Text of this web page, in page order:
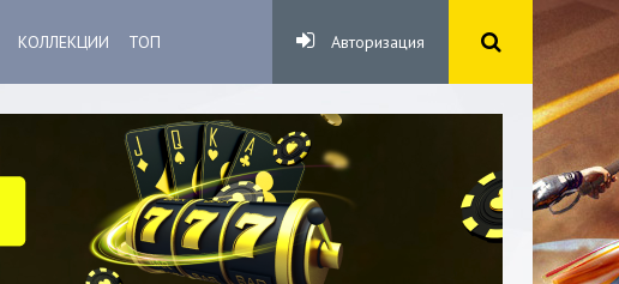
КОЛЛЕКЦИИ ТОП Авторизация